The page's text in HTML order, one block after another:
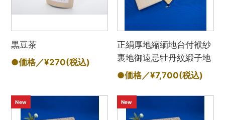
黒豆茶
●価格／¥270(税込)
正絹厚地縮緬地台付袱紗
裏地御遠忌牡丹紋緞子地
●価格／¥7,700(税込)
New New